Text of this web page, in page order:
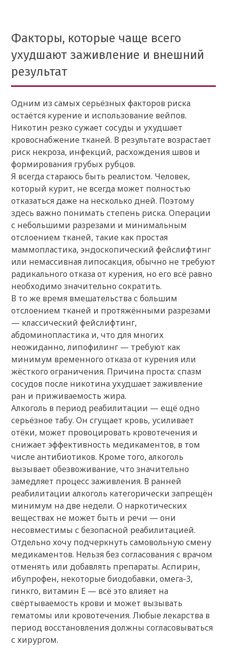
Факторы, которые чаще всего
ухудшают заживление и внешний
результат
Одним из самых серьёзных факторов риска
остаётся курение и использование вейпов.
Никотин резко сужает сосуды и ухудшает
кровоснабжение тканей. В результате возрастает
риск некроза, инфекций, расхождения швов и
формирования грубых рубцов.
Я всегда стараюсь быть реалистом. Человек,
который курит, не всегда может полностью
отказаться даже на несколько дней. Поэтому
здесь важно понимать степень риска. Операции
с небольшими разрезами и минимальным
отслоением тканей, такие как простая
маммопластика, эндоскопический фейслифтинг
или немассивная липосакция, обычно не требуют
радикального отказа от курения, но его всё равно
необходимо значительно сократить.
В то же время вмешательства с большим
отслоением тканей и протяжёнными разрезами
— классический фейслифтинг,
абдоминопластика и, что для многих
неожиданно, липофилинг — требуют как
минимум временного отказа от курения или
жёсткого ограничения. Причина проста: спазм
сосудов после никотина ухудшает заживление
ран и приживаемость жира.
Алкоголь в период реабилитации — ещё одно
серьёзное табу. Он сгущает кровь, усиливает
отёки, может провоцировать кровотечения и
снижает эффективность медикаментов, в том
числе антибиотиков. Кроме того, алкоголь
вызывает обезвоживание, что значительно
замедляет процесс заживления. В ранней
реабилитации алкоголь категорически запрещён
минимум на две недели. О наркотических
веществах не может быть и речи — они
несовместимы с безопасной реабилитацией.
Отдельно хочу подчеркнуть самовольную смену
медикаментов. Нельзя без согласования с врачом
отменять или добавлять препараты. Аспирин,
ибупрофен, некоторые биодобавки, омега-3,
гинкго, витамин Е — всё это влияет на
свёртываемость крови и может вызывать
гематомы или кровотечения. Любые лекарства в
период восстановления должны согласовываться
с хирургом.